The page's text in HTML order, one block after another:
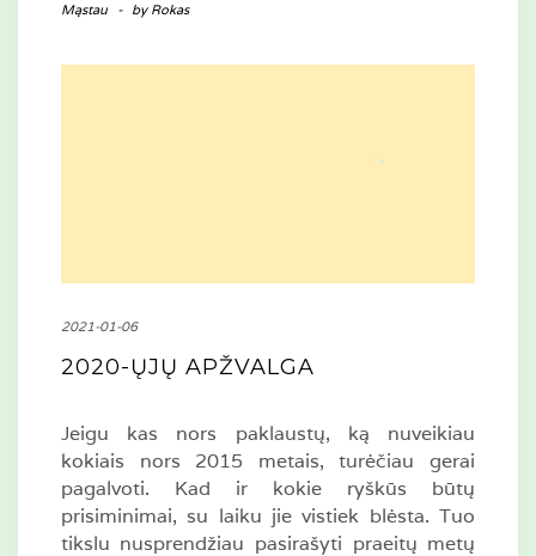
Mąstau - by Rokas
2021-01-06
2020-ŲJŲ APŽVALGA
Jeigu kas nors paklaustų, ką nuveikiau
kokiais nors 2015 metais, turėčiau gerai
pagalvoti. Kad ir kokie ryškūs būtų
prisiminimai, su laiku jie vistiek blėsta. Tuo
tikslu nusprendžiau pasirašyti praeitų metų